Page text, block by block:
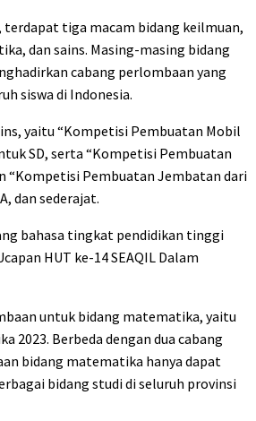
terdapat tiga macam bidang keilmuan,
dan sains. Masing-masing bidang
cabang perlombaan yang
siswa di Indonesia.
yaitu “Kompetisi Pembuatan Mobil
SD, serta “Kompetisi Pembuatan
“Kompetisi Pembuatan Jembatan dari
dan sederajat.
bahasa tingkat pendidikan tinggi
HUT ke-14 SEAQIL Dalam
untuk bidang matematika, yaitu
2023. Berbeda dengan dua cabang
bidang matematika hanya dapat
bidang studi di seluruh provinsi